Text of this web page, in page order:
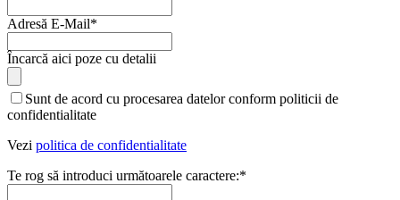
Adresă E-Mail*
Încarcă aici poze cu detalii
Sunt de acord cu procesarea datelor conform politicii de
confidentialitate
Vezi politica de confidentialitate
Te rog să introduci următoarele caractere:*